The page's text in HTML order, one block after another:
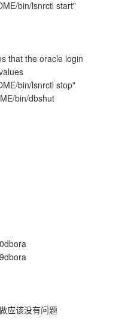
bin/lsnrctl start"
that the oracle login
bin/lsnrctl stop"
bin/dbshut
应该没有问题